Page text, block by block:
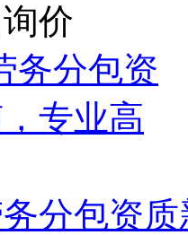
价
分包资